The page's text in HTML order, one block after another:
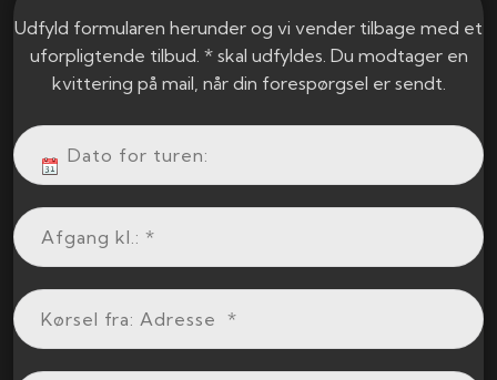
Udfyld formularen herunder og vi vender tilbage med et
uforpligtende tilbud. * skal udfyldes. Du modtager en
kvittering på mail, når din forespørgsel er sendt.